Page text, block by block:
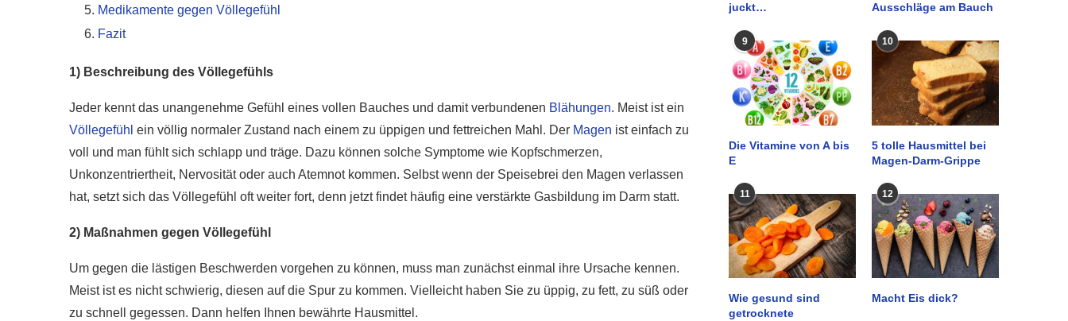
Medikamente gegen Völlegefühl
Fazit
1) Beschreibung des Völlegefühls
Jeder kennt das unangenehme Gefühl eines vollen Bauches und damit verbundenen Blähungen. Meist ist ein
Völlegefühl ein völlig normaler Zustand nach einem zu üppigen und fettreichen Mahl. Der Magen ist einfach zu
voll und man fühlt sich schlapp und träge. Dazu können solche Symptome wie Kopfschmerzen,
Unkonzentriertheit, Nervosität oder auch Atemnot kommen. Selbst wenn der Speisebrei den Magen verlassen
hat, setzt sich das Völlegefühl oft weiter fort, denn jetzt findet häufig eine verstärkte Gasbildung im Darm statt.
2) Maßnahmen gegen Völlegefühl
Um gegen die lästigen Beschwerden vorgehen zu können, muss man zunächst einmal ihre Ursache kennen.
Meist ist es nicht schwierig, diesen auf die Spur zu kommen. Vielleicht haben Sie zu üppig, zu fett, zu süß oder
zu schnell gegessen. Dann helfen Ihnen bewährte Hausmittel.
juckt…
Ausschläge am Bauch
9
Die Vitamine von A bis
E
10
5 tolle Hausmittel bei
Magen-Darm-Grippe
11
Wie gesund sind
getrocknete
12
Macht Eis dick?